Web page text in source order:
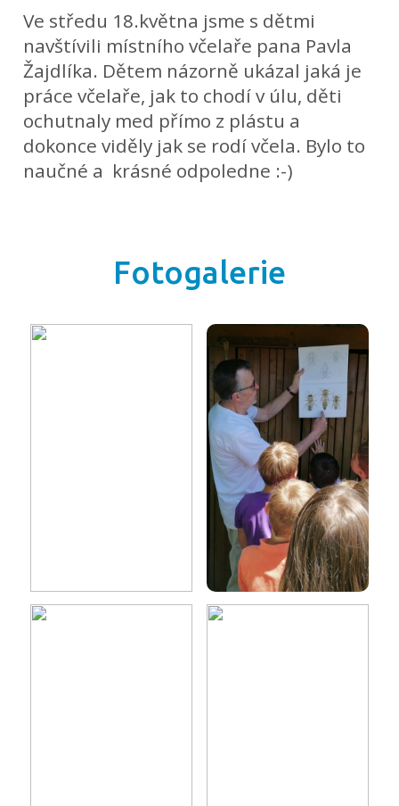
Ve středu 18.května jsme s dětmi
navštívili místního včelaře pana Pavla
Žajdlíka. Dětem názorně ukázal jaká je
práce včelaře, jak to chodí v úlu, děti
ochutnaly med přímo z plástu a
dokonce viděly jak se rodí včela. Bylo to
naučné a krásné odpoledne :-)
Fotogalerie